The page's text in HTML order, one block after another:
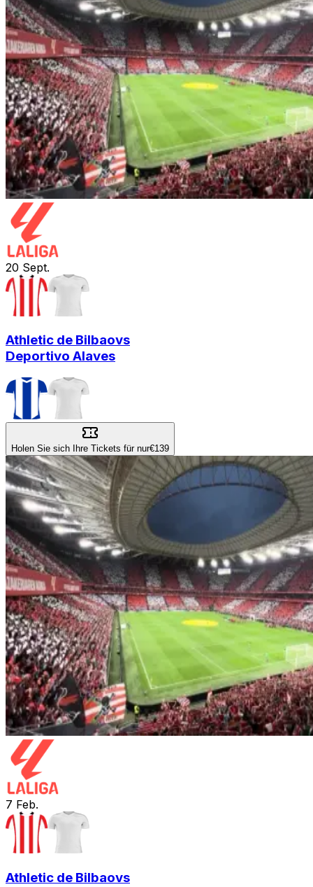
20 Sept.
Athletic de Bilbaovs
Deportivo Alaves
Holen Sie sich Ihre Tickets für nur€139
7 Feb.
Athletic de Bilbaovs